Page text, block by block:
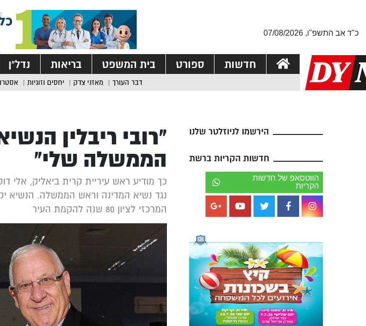
כ"ד אב התשפ"ו, 07/08/2026
חדשות ספורט בית המשפט בריאות נדל”ן
דבר העורך מאזני צדק יחסים וזוגיות
הירשמו לניוזלטר שלנו
חדשות הקריות ברשת
הווטסאפ של חדשות
הקריות
“רובי ריבלין
הממשלה שלי”
כך מודיע ראש עיריית קרית ביאליק, אלי
נגד נשיא המדינה וראש הממשלה. הנשיא
המרכזי לציון 80 שנה להקמת העיר